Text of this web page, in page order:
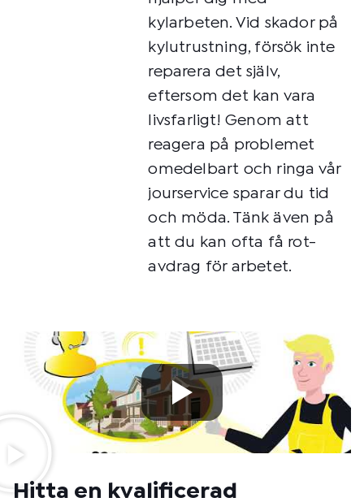
kylarbeten. Vid skador på
kylutrustning, försök inte
reparera det själv,
eftersom det kan vara
livsfarligt! Genom att
reagera på problemet
omedelbart och ringa vår
jourservice sparar du tid
och möda. Tänk även på
att du kan ofta få rot-
avdrag för arbetet.
Hitta en kvalificerad